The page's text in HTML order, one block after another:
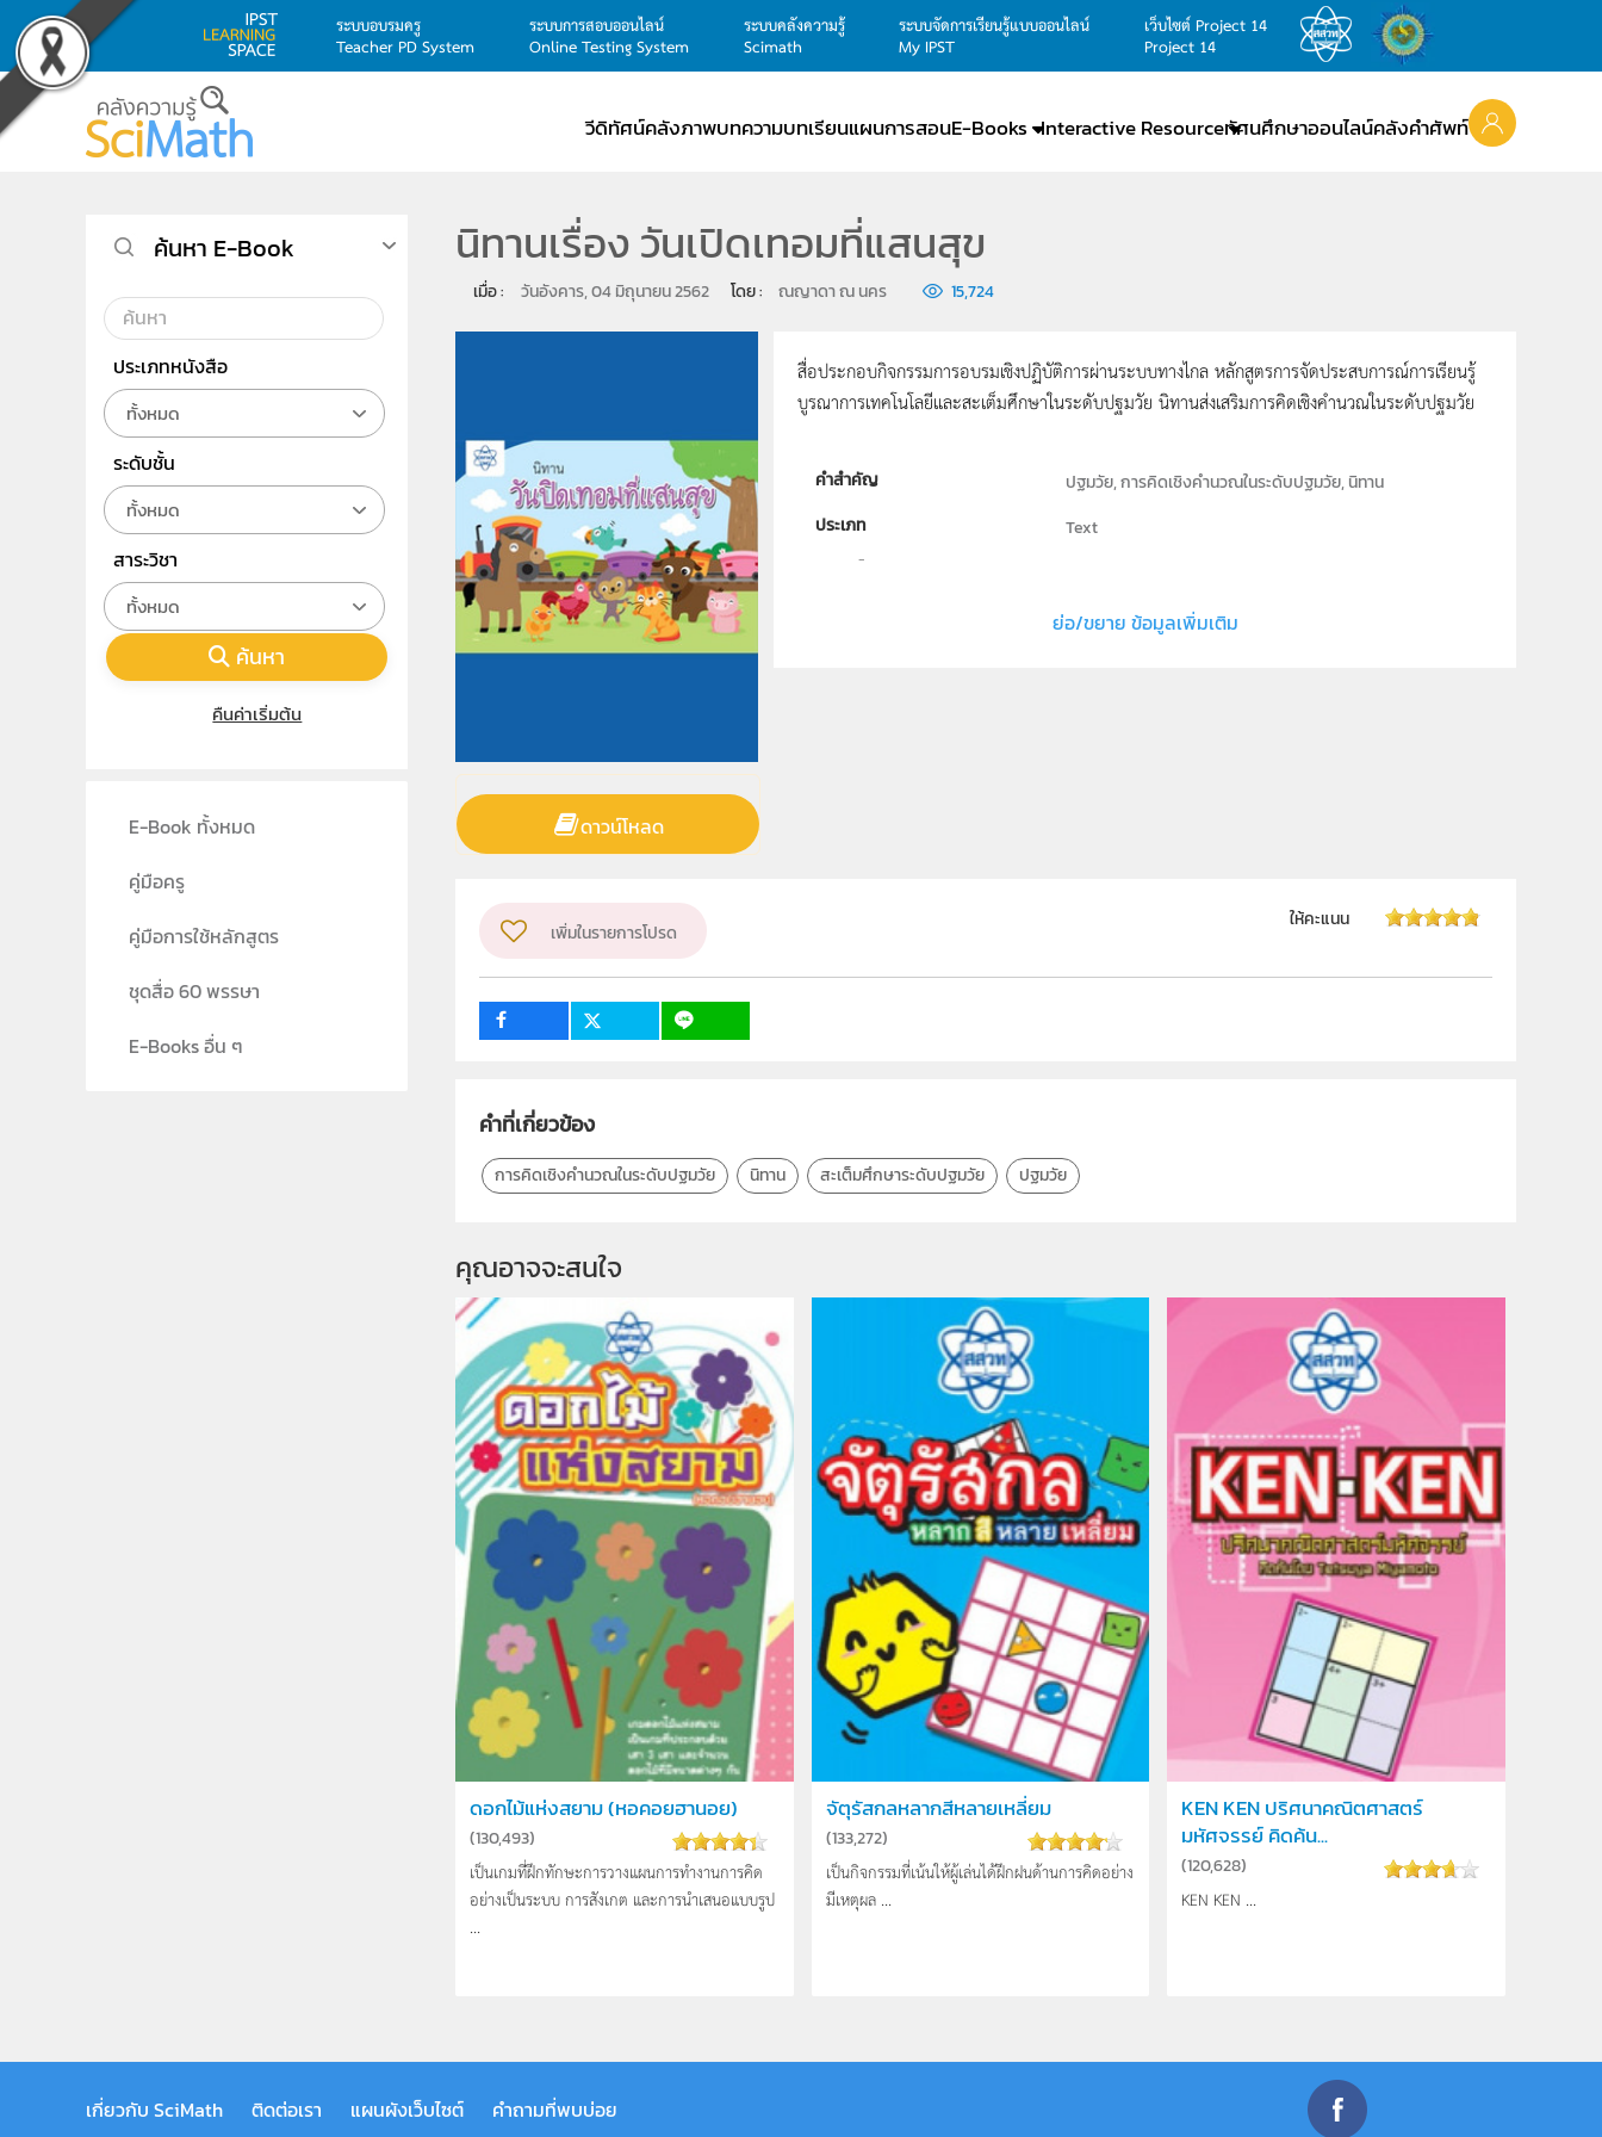
Skip to main content
ระบบอบรมครู
Teacher PD System
ระบบการสอบออนไลน์
Online Testing System
ระบบคลังความรู้
Scimath
ระบบจัดการเรียนรู้แบบออนไลน์
My IPST
เว็บไซต์ Project 14
Project 14
วีดิทัศน์คลังภาพบทความบทเรียนแผนการสอนE-Books Interactive Resourceทัศนศึกษาออนไลน์คลังคำศัพท์
นิทานเรื่อง วันเปิดเทอมที่แสนสุข
เมื่อ : วันอังคาร, 04 มิถุนายน 2562 โดย : ณญาดา ณ นคร 15,724
ดาวน์โหลด
สื่อประกอบกิจกรรมการอบรมเชิงปฏิบัติการผ่านระบบทางไกล หลักสูตรการจัดประสบการณ์การเรียนรู้
บูรณาการเทคโนโลยีและสะเต็มศึกษาในระดับปฐมวัย นิทานส่งเสริมการคิดเชิงคำนวณในระดับปฐมวัย
คำสำคัญ
ปฐมวัย, การคิดเชิงคำนวณในระดับปฐมวัย, นิทาน
ประเภท
Text
ณญาดา ณ นคร
ย่อ/ขยาย ข้อมูลเพิ่มเติม
เพิ่มในรายการโปรด
ให้คะแนน
คำที่เกี่ยวข้อง
การคิดเชิงคำนวณในระดับปฐมวัย นิทาน สะเต็มศึกษาระดับปฐมวัย ปฐมวัย
คุณอาจจะสนใจ
ดอกไม้แห่งสยาม (หอคอยฮานอย)
(130,493)
เป็นเกมที่ฝึกทักษะการวางแผนการทำงานการคิด
อย่างเป็นระบบ การสังเกต และการนำเสนอแบบรูป
...
จัตุรัสกลหลากสีหลายเหลี่ยม
(133,272)
เป็นกิจกรรมที่เน้นให้ผู้เล่นได้ฝึกฝนด้านการคิดอย่าง
มีเหตุผล ...
KEN KEN ปริศนาคณิตศาสตร์
มหัศจรรย์ คิดค้น...
(120,628)
KEN KEN ...
ค้นหา E-Book
ประเภทหนังสือ
ทั้งหมด
ระดับชั้น
ทั้งหมด
สาระวิชา
ทั้งหมด
ค้นหา
คืนค่าเริ่มต้น
E-Book ทั้งหมด
คู่มือครู
คู่มือการใช้หลักสูตร
ชุดสื่อ 60 พรรษา
E-Books อื่น ๆ
เกี่ยวกับ SciMath ติดต่อเรา แผนผังเว็บไซต์ คำถามที่พบบ่อย